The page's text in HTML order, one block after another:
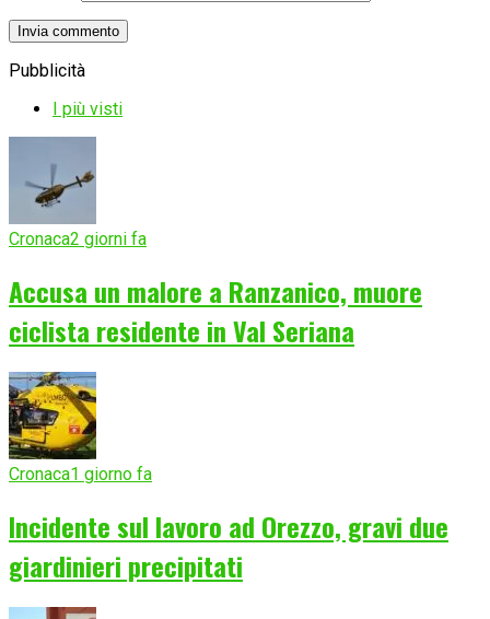
Pubblicità
I più visti
Cronaca2 giorni fa
Accusa un malore a Ranzanico, muore
ciclista residente in Val Seriana
Cronaca1 giorno fa
Incidente sul lavoro ad Orezzo, gravi due
giardinieri precipitati